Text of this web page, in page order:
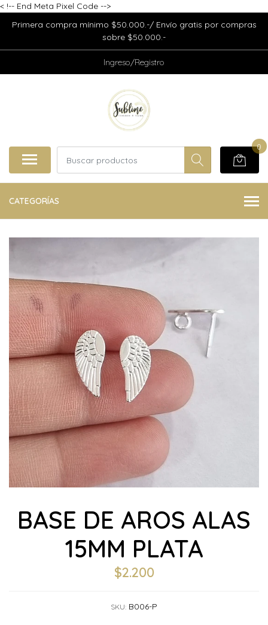
< !-- End Meta Pixel Code -->
Primera compra mínimo $50.000.-/ Envío gratis por compras
sobre $50.000.-
Ingreso/Registro
0
CATEGORÍAS
BASE DE AROS ALAS
15MM PLATA
$2.200
SKU: B006-P